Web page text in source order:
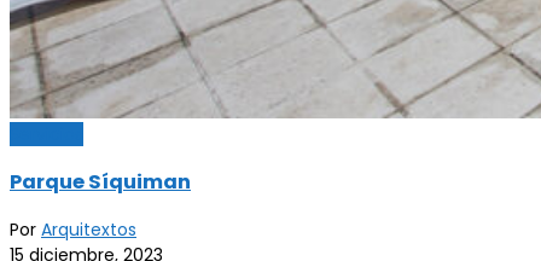
Parque Síquiman
Por Arquitextos
15 diciembre, 2023